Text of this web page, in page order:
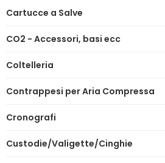
Cartucce a Salve
CO2 - Accessori, basi ecc
Coltelleria
Contrappesi per Aria Compressa
Cronografi
Custodie/Valigette/Cinghie